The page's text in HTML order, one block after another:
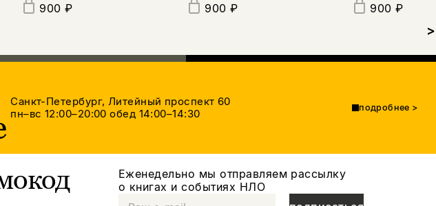
900 ₽ 900 ₽ 900 ₽
>
Санкт-Петербург, Литейный проспект 60
пн–вс 12:00–20:00обед 14:00–14:30 подробнее >
Еженедельно мы отправляем рассылку
о книгах и событиях НЛО